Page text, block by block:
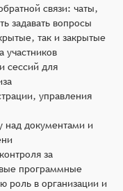
связи: чаты,
задавать вопросы
так и закрытые
участников
сессий для
управления
над документами и
за
программные
роль в организации и